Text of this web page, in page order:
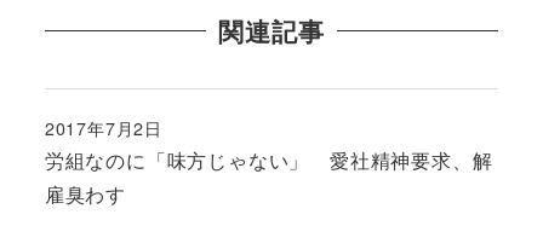
関連記事
労組なのに「味方じゃない」 愛社精神要求、解
雇臭わす
投稿日
2017年7月2日